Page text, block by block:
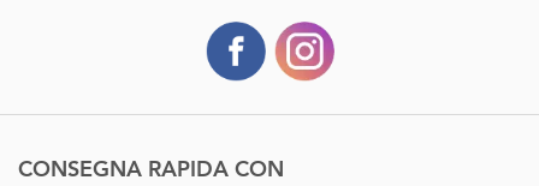
CONSEGNA RAPIDA CON